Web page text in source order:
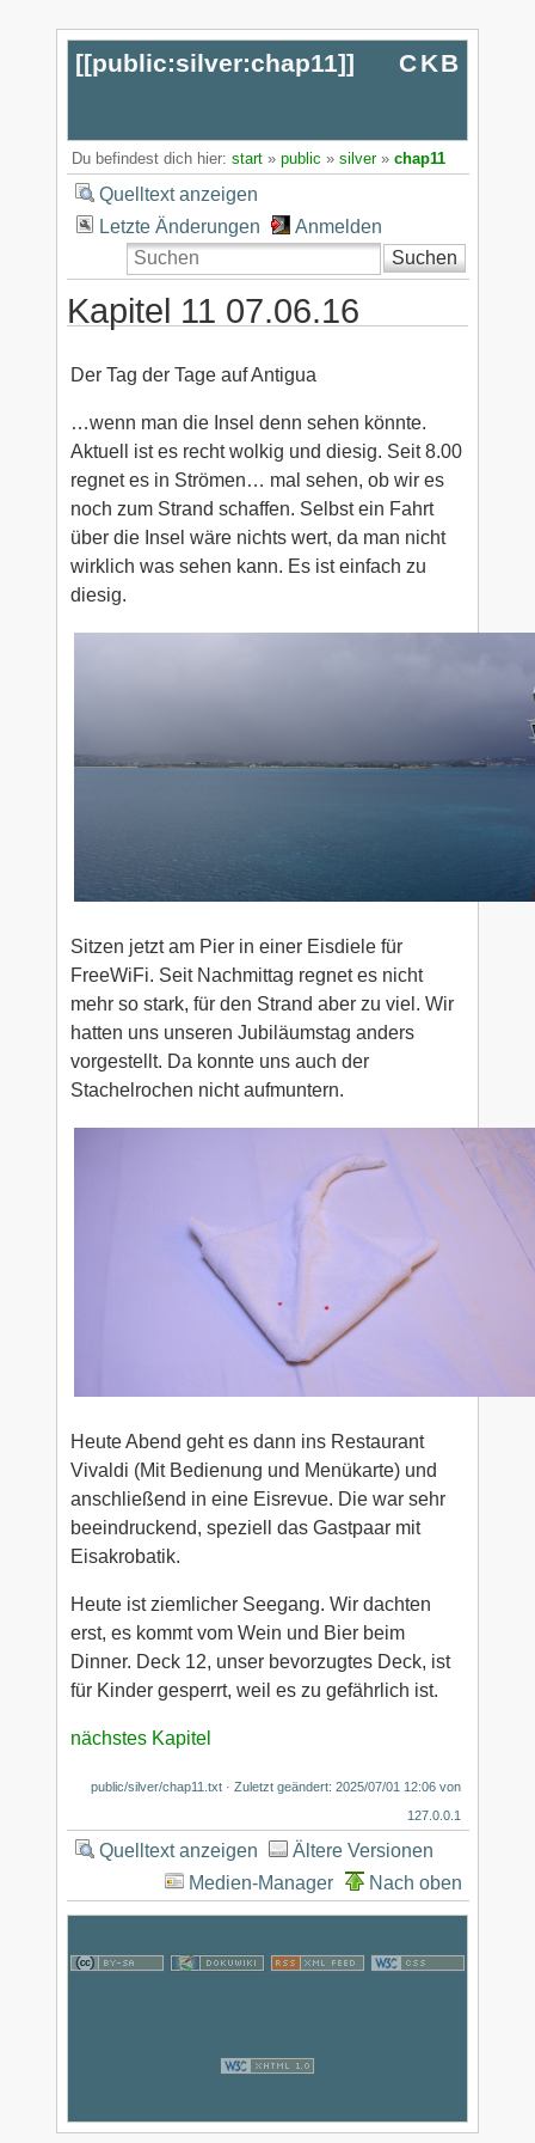
[[public:silver:chap11]] CKB
Du befindest dich hier: start » public » silver» chap11
Quelltext anzeigen
Letzte Änderungen
Anmelden
Suchen
Kapitel 11 07.06.16
Der Tag der Tage auf Antigua
…wenn man die Insel denn sehen könnte.
Aktuell ist es recht wolkig und diesig. Seit 8.00
regnet es in Strömen… mal sehen, ob wir es
noch zum Strand schaffen. Selbst ein Fahrt
über die Insel wäre nichts wert, da man nicht
wirklich was sehen kann. Es ist einfach zu
diesig.
Sitzen jetzt am Pier in einer Eisdiele für
FreeWiFi. Seit Nachmittag regnet es nicht
mehr so stark, für den Strand aber zu viel. Wir
hatten uns unseren Jubiläumstag anders
vorgestellt. Da konnte uns auch der
Stachelrochen nicht aufmuntern.
Heute Abend geht es dann ins Restaurant
Vivaldi (Mit Bedienung und Menükarte) und
anschließend in eine Eisrevue. Die war sehr
beeindruckend, speziell das Gastpaar mit
Eisakrobatik.
Heute ist ziemlicher Seegang. Wir dachten
erst, es kommt vom Wein und Bier beim
Dinner. Deck 12, unser bevorzugtes Deck, ist
für Kinder gesperrt, weil es zu gefährlich ist.
nächstes Kapitel
public/silver/chap11.txt · Zuletzt geändert:2025/07/01 12:06 von
127.0.0.1
Quelltext anzeigen
Ältere Versionen
Medien-Manager
Nach oben